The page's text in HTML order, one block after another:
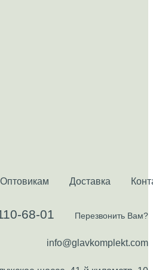
Оптовикам Доставка
68-01 Перезвонить Вам?
info@glavkomplekt.com